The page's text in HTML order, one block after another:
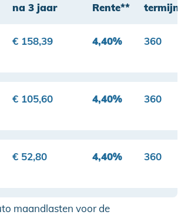
na 3 jaar
Rente**
€ 158,39 4,40% 360
€ 105,60 4,40% 360
€ 52,80 4,40% 360
maandlasten voor de